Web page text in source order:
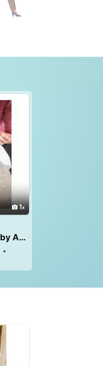
1
Ultimate Massage by Abir 26 300 016